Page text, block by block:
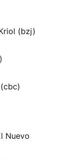
(bzj)
Nuevo